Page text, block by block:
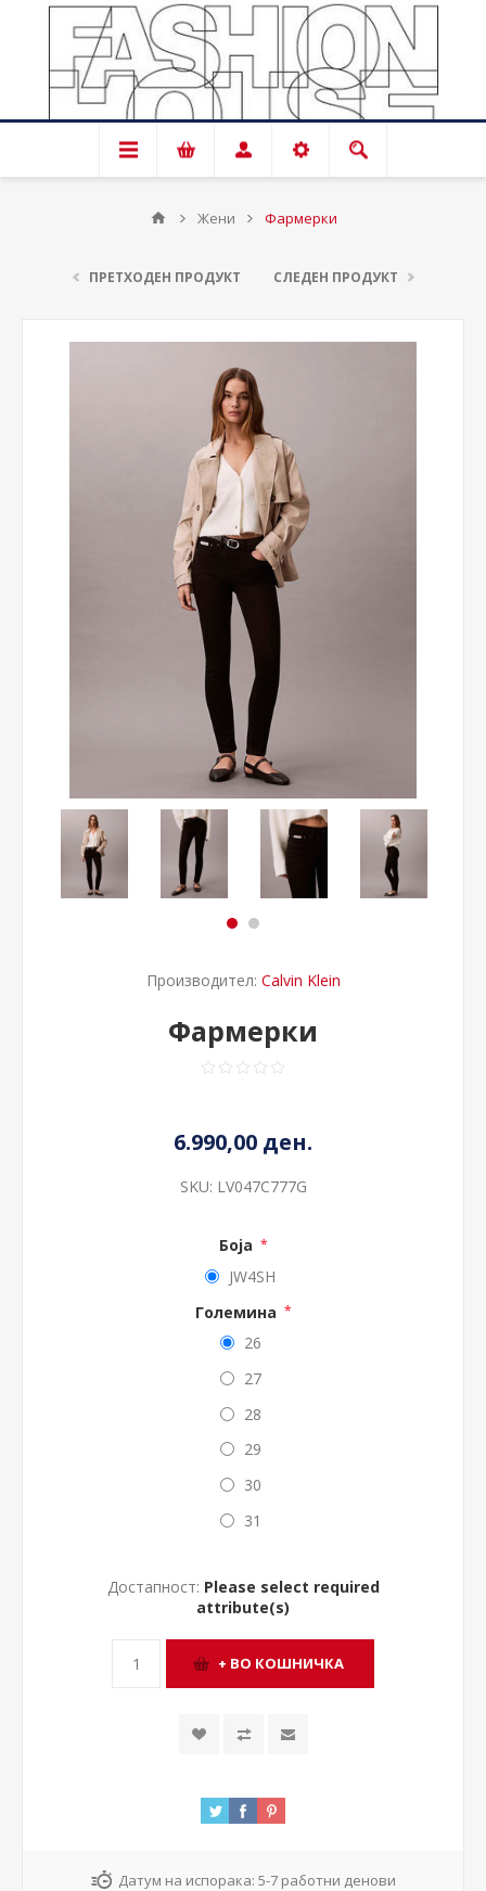
Жени Фармерки
ПРЕТХОДЕН ПРОДУКТ СЛЕДЕН ПРОДУКТ
Производител: Calvin Klein
Фармерки
6.990,00 ден.
SKU: LV047C777G
Боја *
JW4SH
Големина *
26
27
28
29
30
31
Достапност: Please select required
attribute(s)
Датум на испорака: 5-7 работни денови